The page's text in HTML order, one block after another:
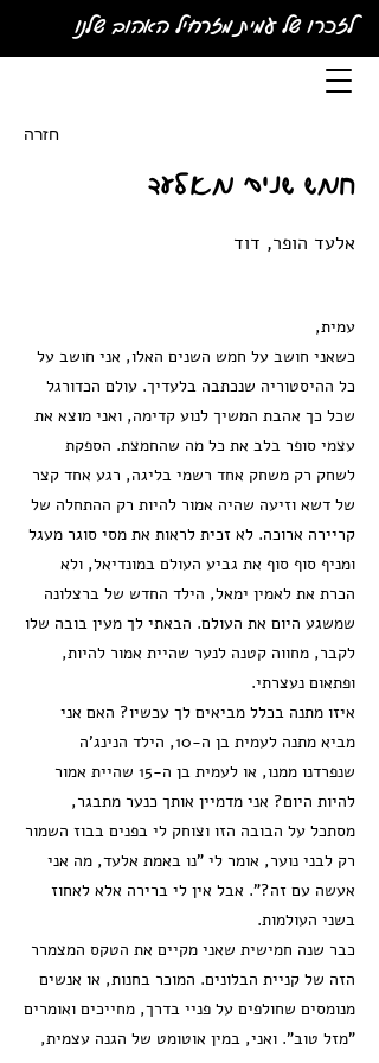
לזכרו של עמית מזרחיל האהוב שלנו
חזרה
חמש שנים מאלעד
אלעד הופר, דוד
עמית,
כשאני חושב על חמש השנים האלו, אני חושב על
כל ההיסטוריה שנכתבה בלעדיך. עולם הכדורגל
שכל כך אהבת המשיך לנוע קדימה, ואני מוצא את
עצמי סופר בלב את כל מה שהחמצת. הספקת
לשחק רק משחק אחד רשמי בליגה, רגע אחד קצר
של דשא וזיעה שהיה אמור להיות רק ההתחלה של
קריירה ארוכה. לא זכית לראות את מסי סוגר מעגל
ומניף סוף סוף את גביע העולם במונדיאל, ולא
הכרת את לאמין ימאל, הילד החדש של ברצלונה
שמשגע היום את העולם. הבאתי לך מעין בובה שלו
לקבר, מחווה קטנה לנער שהיית אמור להיות,
ופתאום נעצרתי.
איזו מתנה בכלל מביאים לך עכשיו? האם אני
מביא מתנה לעמית בן ה-10, הילד הנינג'ה
שנפרדנו ממנו, או לעמית בן ה-15 שהיית אמור
להיות היום? אני מדמיין אותך כנער מתבגר,
מסתכל על הבובה הזו וצוחק לי בפנים בבוז השמור
רק לבני נוער, אומר לי "נו באמת אלעד, מה אני
אעשה עם זה?". אבל אין לי ברירה אלא לאחוז
בשני העולמות.
כבר שנה חמישית שאני מקיים את הטקס המצמרר
הזה של קניית הבלונים. המוכר בחנות, או אנשים
מנומסים שחולפים על פניי בדרך, מחייכים ואומרים
"מזל טוב". ואני, במין אוטומט של הגנה עצמית,